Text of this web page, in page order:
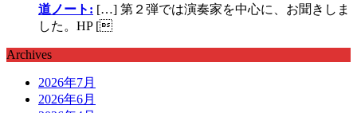
道ノート: […] 第２弾では演奏家を中心に、お聞きしま
した。HP [
Archives
2026年7月
2026年6月